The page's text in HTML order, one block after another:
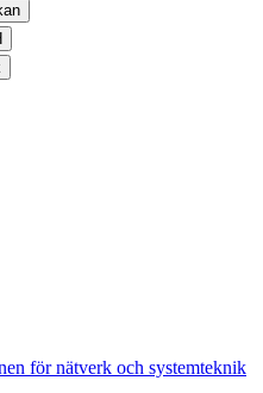
för nätverk och systemteknik